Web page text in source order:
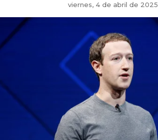
viernes, 4 de abril de 2025